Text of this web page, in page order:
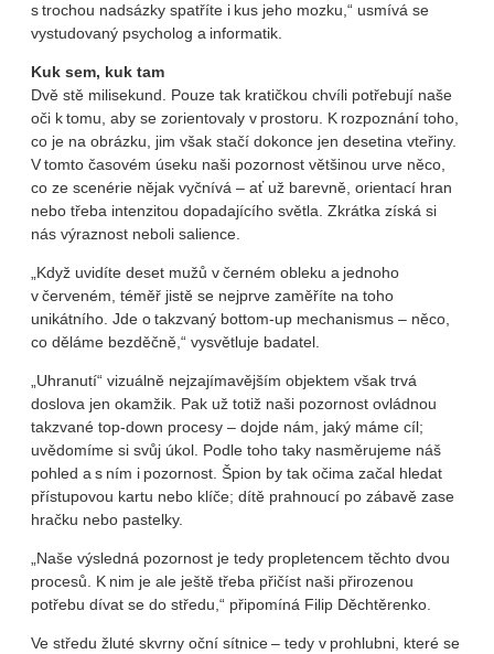
s trochou nadsázky spatříte i kus jeho mozku,“ usmívá se
vystudovaný psycholog a informatik.
Kuk sem, kuk tam
Dvě stě milisekund. Pouze tak kratičkou chvíli potřebují naše
oči k tomu, aby se zorientovaly v prostoru. K rozpoznání toho,
co je na obrázku, jim však stačí dokonce jen desetina vteřiny.
V tomto časovém úseku naši pozornost většinou urve něco,
co ze scenérie nějak vyčnívá – ať už barevně, orientací hran
nebo třeba intenzitou dopadajícího světla. Zkrátka získá si
nás výraznost neboli salience.
„Když uvidíte deset mužů v černém obleku a jednoho
v červeném, téměř jistě se nejprve zaměříte na toho
unikátního. Jde o takzvaný bottom-up mechanismus – něco,
co děláme bezděčně,“ vysvětluje badatel.
„Uhranutí“ vizuálně nejzajímavějším objektem však trvá
doslova jen okamžik. Pak už totiž naši pozornost ovládnou
takzvané top-down procesy – dojde nám, jaký máme cíl;
uvědomíme si svůj úkol. Podle toho taky nasměrujeme náš
pohled a s ním i pozornost. Špion by tak očima začal hledat
přístupovou kartu nebo klíče; dítě prahnoucí po zábavě zase
hračku nebo pastelky.
„Naše výsledná pozornost je tedy propletencem těchto dvou
procesů. K nim je ale ještě třeba přičíst naši přirozenou
potřebu dívat se do středu,“ připomíná Filip Děchtěrenko.
Ve středu žluté skvrny oční sítnice – tedy v prohlubni, které se